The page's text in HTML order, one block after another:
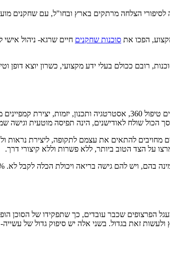
הצלחה מרתקים בארץ ובחו"ל, עם שחקנים
הפכו את סוכנות שחקנים חיים שרגא- ניהול אישי
רובם ככולם בעלי ידע מקצועי, כשרון יוצא דופן
תחת ניהול הסוכנות עברו טאלנטים מהשורה הראשונה, הדורשים
הכול שולח לאודישנים, הינה תפיסה מוטעית וגישה
מחויבים להתאים את עצמם לתקופה, ליצירת נראות
על הצד הטוב ביותר, ללא פשרות וללא קיצורי דרך.
הפרצופים שכבר עובדים, כך שתפקידו של
ולעשות זאת בגדול. בשני אלה יש סיפוק גדול של